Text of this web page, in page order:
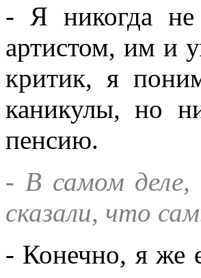
- Я никогда не
артистом, им и
критик, я
каникулы, но
пенсию.
- В самом деле,
сказали, что
- Конечно, я же